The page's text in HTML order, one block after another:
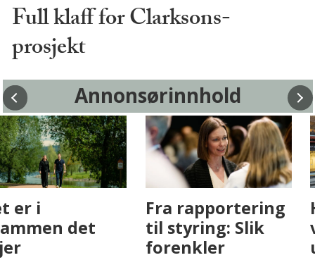
Full klaff for Clarksons-
prosjekt
Annonsørinnhold
Fenistra endrer
eiendomsbransjen
med AI. Slik ser vi
Det er i
Drammen det
skjer